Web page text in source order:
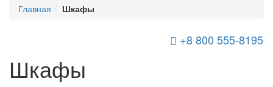
+8 800 555-8195
Toggle Navigation
Главная Шкафы
Шкафы